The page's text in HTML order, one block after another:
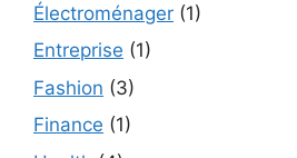
Électroménager (1)
Entreprise (1)
Fashion (3)
Finance (1)